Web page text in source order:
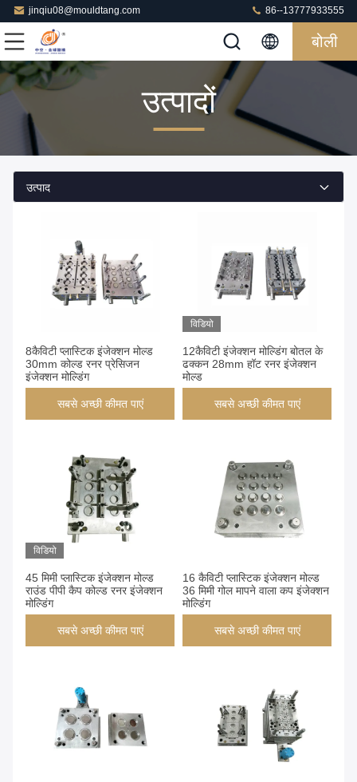
jinqiu08@mouldtang.com 86--13777933555
बोली
उत्पादों
उत्पाद
8कैविटी प्लास्टिक इंजेक्शन मोल्ड
30mm कोल्ड रनर प्रेसिजन
इंजेक्शन मोल्डिंग
सबसे अच्छी कीमत पाएं
विडियो
12कैविटी इंजेक्शन मोल्डिंग बोतल के
ढक्कन 28mm हॉट रनर इंजेक्शन
मोल्ड
सबसे अच्छी कीमत पाएं
विडियो
45 मिमी प्लास्टिक इंजेक्शन मोल्ड
राउंड पीपी कैप कोल्ड रनर इंजेक्शन
मोल्डिंग
सबसे अच्छी कीमत पाएं
16 कैविटी प्लास्टिक इंजेक्शन मोल्ड
36 मिमी गोल मापने वाला कप इंजेक्शन
मोल्डिंग
सबसे अच्छी कीमत पाएं